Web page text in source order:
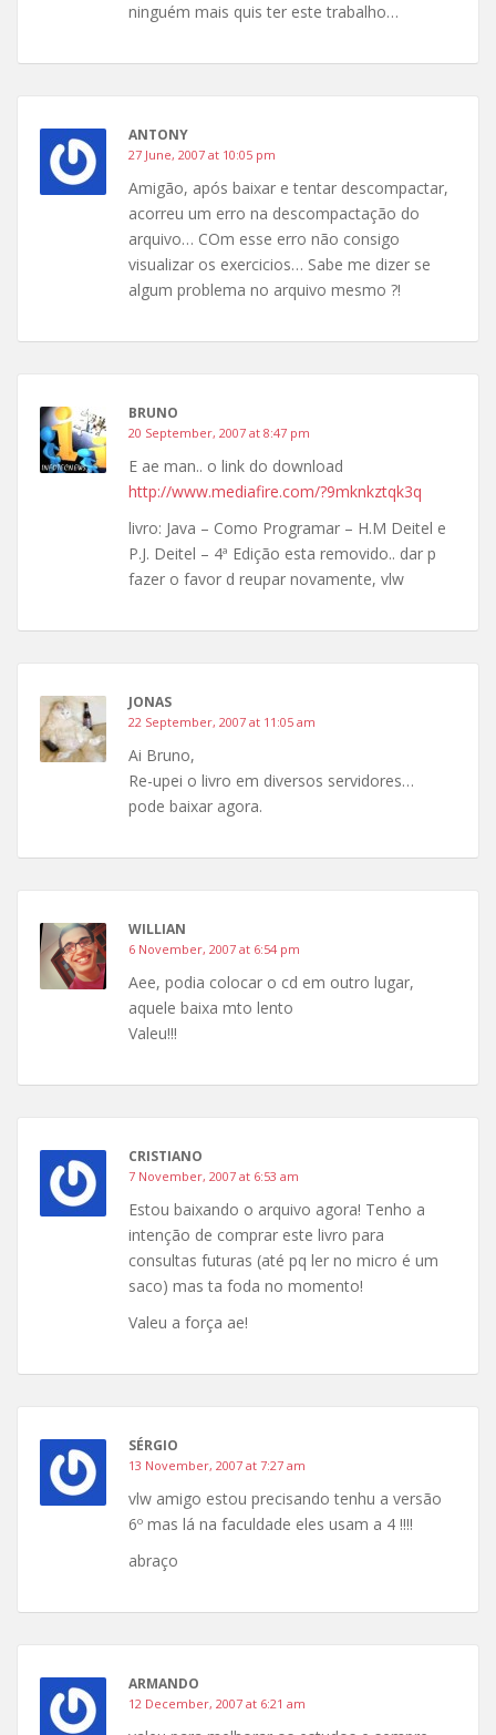
ninguém mais quis ter este trabalho…
ANTONY
27 June, 2007 at 10:05 pm
Amigão, após baixar e tentar descompactar,
acorreu um erro na descompactação do
arquivo… COm esse erro não consigo
visualizar os exercicios… Sabe me dizer se
algum problema no arquivo mesmo ?!
BRUNO
20 September, 2007 at 8:47 pm
E ae man.. o link do download
http://www.mediafire.com/?9mknkztqk3q
livro: Java – Como Programar – H.M Deitel e
P.J. Deitel – 4ª Edição esta removido.. dar p
fazer o favor d reupar novamente, vlw
JONAS
22 September, 2007 at 11:05 am
Ai Bruno,
Re-upei o livro em diversos servidores…
pode baixar agora.
WILLIAN
6 November, 2007 at 6:54 pm
Aee, podia colocar o cd em outro lugar,
aquele baixa mto lento
Valeu!!!
CRISTIANO
7 November, 2007 at 6:53 am
Estou baixando o arquivo agora! Tenho a
intenção de comprar este livro para
consultas futuras (até pq ler no micro é um
saco) mas ta foda no momento!
Valeu a força ae!
SÉRGIO
13 November, 2007 at 7:27 am
vlw amigo estou precisando tenhu a versão
6º mas lá na faculdade eles usam a 4 !!!!
abraço
ARMANDO
12 December, 2007 at 6:21 am